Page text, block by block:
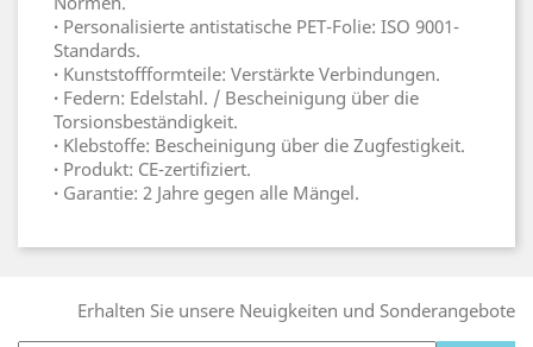
· Personalisierte antistatische PET-Folie: ISO 9001-
Standards.
· Kunststoffformteile: Verstärkte Verbindungen.
· Federn: Edelstahl. / Bescheinigung über die
Torsionsbeständigkeit.
· Klebstoffe: Bescheinigung über die Zugfestigkeit.
· Produkt: CE-zertifiziert.
· Garantie: 2 Jahre gegen alle Mängel.
Erhalten Sie unsere Neuigkeiten und Sonderangebote